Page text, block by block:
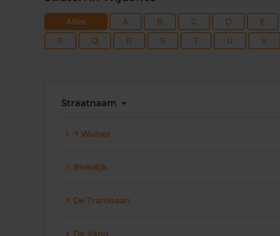
Alles A B C D E
P
Q R S T U V
Straatnaam
't Wuiver
Blokdijk
De Trambaan
De Vang